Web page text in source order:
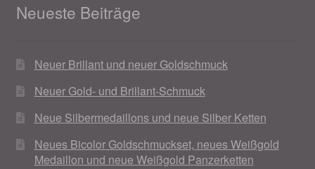
Neueste Beiträge
Neuer Brillant und neuer Goldschmuck
Neuer Gold- und Brillant-Schmuck
Neue Silbermedaillons und neue Silber Ketten
Neues Bicolor Goldschmuckset, neues Weißgold
Medaillon und neue Weißgold Panzerketten